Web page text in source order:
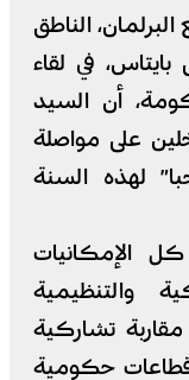
الناطق
في لقاء
أن السيد
على مواصلة
لهذه السنة
الإمكانيات
والتنظيمية
تشاركية
قطاعات حكومية